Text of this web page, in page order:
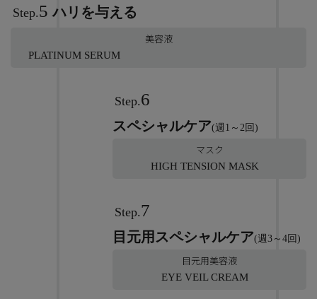
Step.5ハリを与える
美容液
PLATINUM SERUM
Step.6
スペシャルケア(週1～2回)
マスク
HIGH TENSION MASK
Step.7
目元用スペシャルケア(週3～4回)
目元用美容液
EYE VEIL CREAM